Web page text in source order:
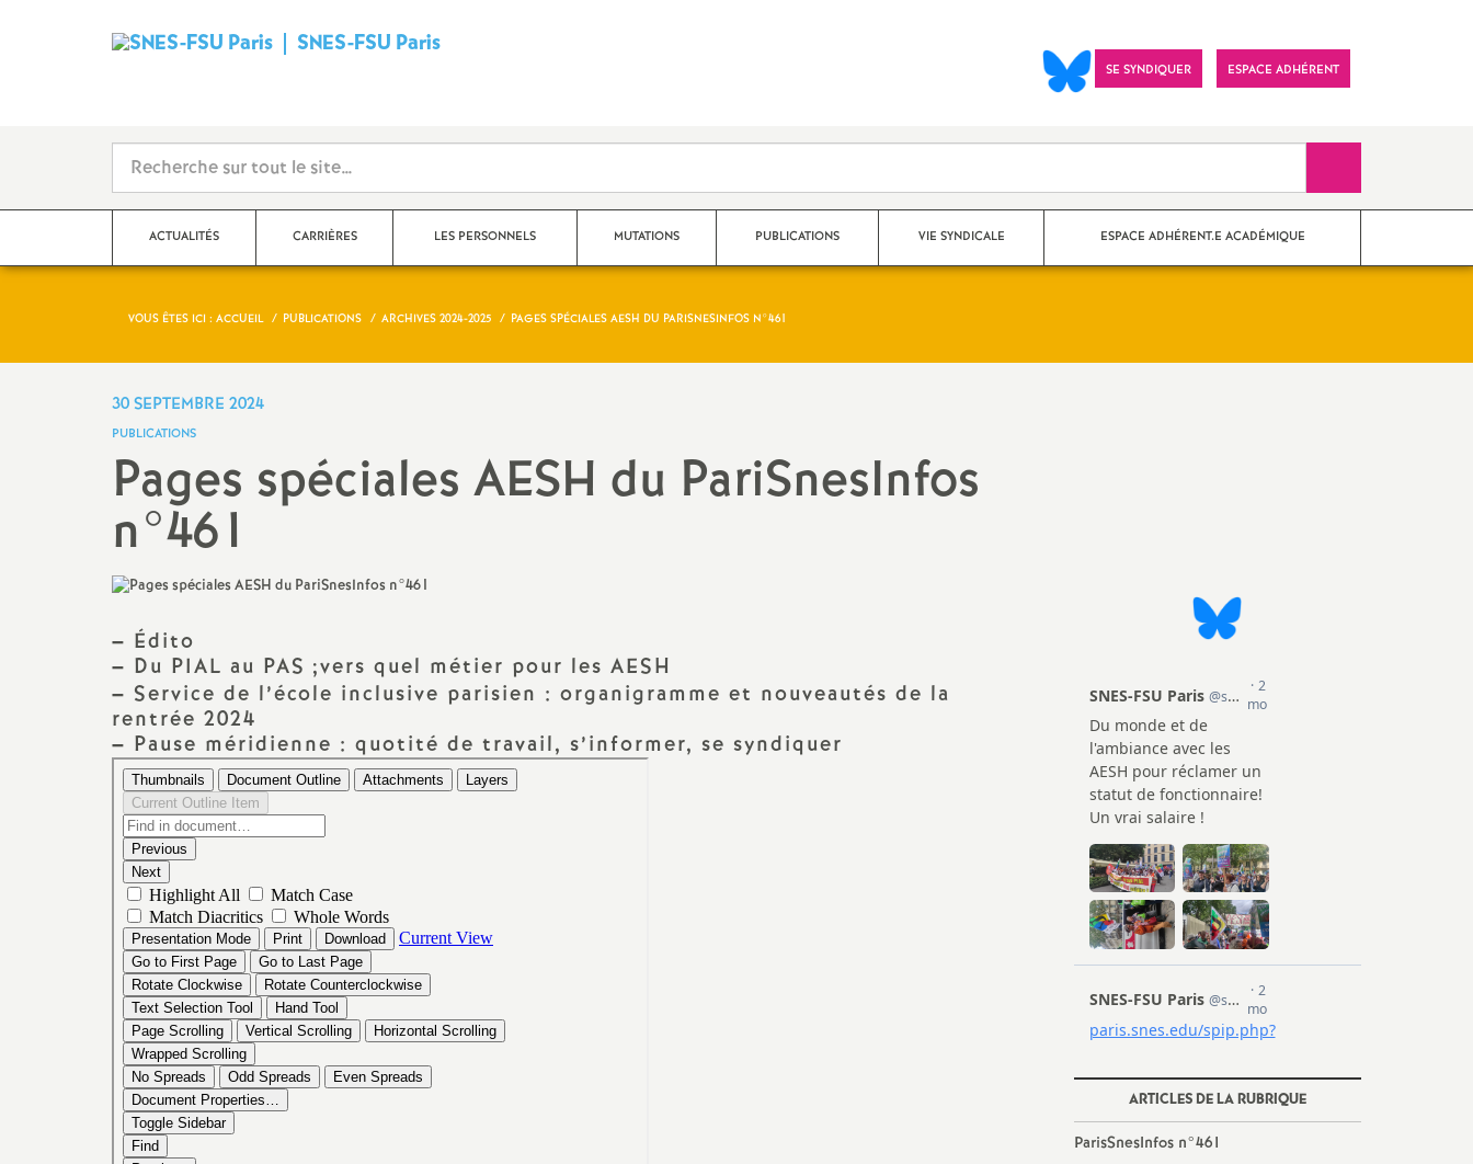
SNES-FSU Paris
SE SYNDIQUER ESPACE ADHÉRENT
ACTUALITÉS
actions
Collège
Lycée
BTS
CPGE
CARRIÈRES
Rendez-vous de carrière
Classe exceptionnelle
Temps partiel,
disponibilités,...
Préparer mon départ en
retraite
LES PERSONNELS
CPE
Non titulaires
TZR
Santé et sécurité au travail
MUTATIONS
Affectation TZR
PUBLICATIONS
Archives 2023-2024
VIE SYNDICALE
Dans les établissements
ESPACE ADHÉRENT.E ACADÉMIQUE
VOUS ÊTES ICI : ACCUEIL PUBLICATIONS ARCHIVES 2024-2025 PAGES SPÉCIALES AESH DU PARISNESINFOS N°461
30 SEPTEMBRE 2024
PUBLICATIONS
Pages spéciales AESH du PariSnesInfos
n°461
– Édito
– Du PIAL au PAS ;vers quel métier pour les AESH
– Service de l’école inclusive parisien : organigramme et nouveautés de la
rentrée 2024
– Pause méridienne : quotité de travail, s’informer, se syndiquer
ARTICLES DE LA RUBRIQUE
ParisSnesInfos n°461